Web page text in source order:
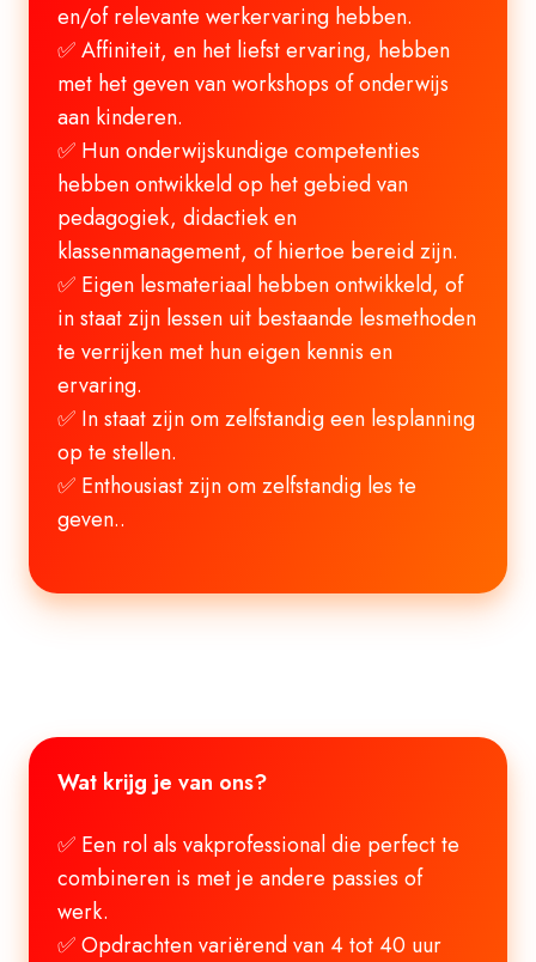
en/of relevante werkervaring hebben.
✅ Affiniteit, en het liefst ervaring, hebben
met het geven van workshops of onderwijs
aan kinderen.
✅ Hun onderwijskundige competenties
hebben ontwikkeld op het gebied van
pedagogiek, didactiek en
klassenmanagement, of hiertoe bereid zijn.
✅ Eigen lesmateriaal hebben ontwikkeld, of
in staat zijn lessen uit bestaande lesmethoden
te verrijken met hun eigen kennis en
ervaring.
✅ In staat zijn om zelfstandig een lesplanning
op te stellen.
✅ Enthousiast zijn om zelfstandig les te
geven..
Wat krijg je van ons?
✅ Een rol als vakprofessional die perfect te
combineren is met je andere passies of
werk.
✅ Opdrachten variërend van 4 tot 40 uur